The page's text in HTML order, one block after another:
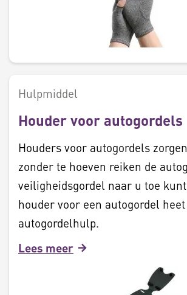
Hulpmiddel
Houder voor autogordels
Houders voor autogordels
zonder te hoeven reiken de
veiligheidsgordel naar u toe
houder voor een autogordel
autogordelhulp.
Lees meer